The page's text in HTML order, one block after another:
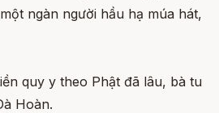
ngàn người hầu hạ múa hát,
quy y theo Phật đã lâu, bà tu
Hoàn.